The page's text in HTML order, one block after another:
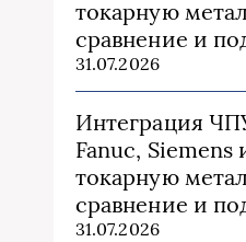
токарную
сравнение и
31.07.2026
Интеграция
Fanuc, Siemens
токарную
сравнение и
31.07.2026